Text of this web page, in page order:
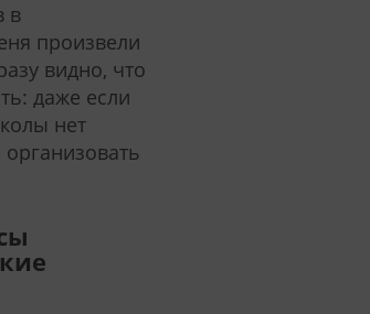
в
произвели
видно, что
даже если
нет